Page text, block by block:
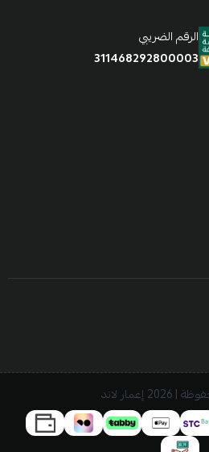
الرقم الضريبي
311468292800003
| 2026 إعمار لاند